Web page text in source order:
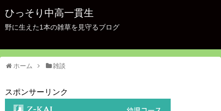
ひっそり中高一貫生
野に生えた1本の雑草を見守るブログ
ホーム 雑談
スポンサーリンク